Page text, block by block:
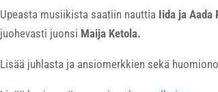
Upeasta musiikista saatiin nauttia Iida ja Aada
juohevasti juonsi Maija Ketola.
Lisää juhlasta ja ansiomerkkien sekä